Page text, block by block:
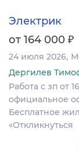
Электрик
от 164 000 ₽
24 июля 2026
Дергилев
Работа с зп от
официальное
Бесплатное
«Откликнуться